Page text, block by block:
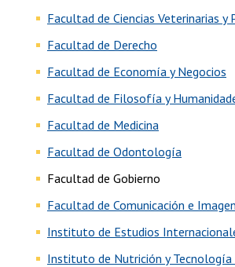
Facultad de Ciencias Veterinarias y
Facultad de Derecho
Facultad de Economía y Negocios
Facultad de Filosofía y
Facultad de Medicina
Facultad de Odontología
Facultad de Gobierno
Facultad de Comunicación e Imagen
Instituto de Estudios
Instituto de Nutrición y